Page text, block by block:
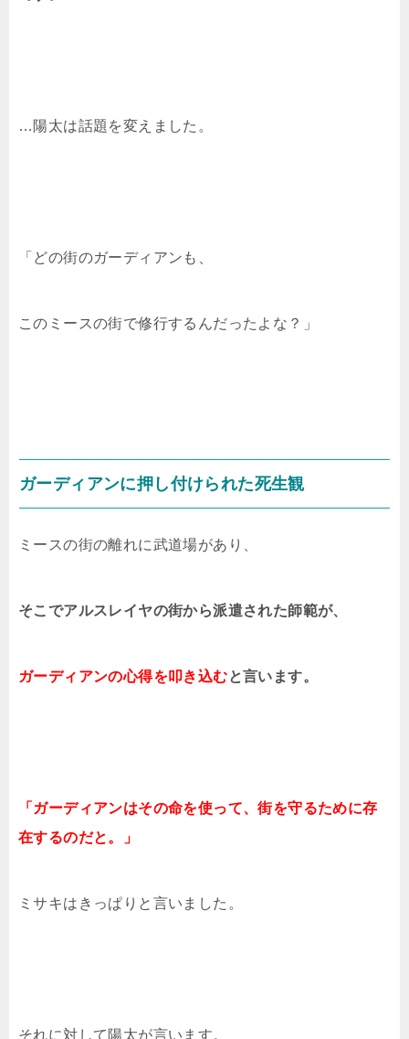
…陽太は話題を変えました。
「どの街のガーディアンも、
このミースの街で修行するんだったよな？」
ガーディアンに押し付けられた死生観
ミースの街の離れに武道場があり、
そこでアルスレイヤの街から派遣された師範が、
ガーディアンの心得を叩き込むと言います。
「ガーディアンはその命を使って、街を守るために存
在するのだと。」
ミサキはきっぱりと言いました。
それに対して陽太が言います。